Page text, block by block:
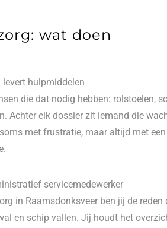
wat doen
levert hulpmiddelen
die dat nodig hebben: rolstoelen,
Achter elk dossier zit iemand die
met frustratie, maar altijd met
servicemedewerker
in Raamsdonksveer ben jij de
en schip vallen. Jij houdt het